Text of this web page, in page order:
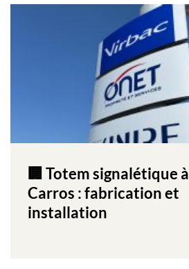
🏢 Totem signalétique à
Carros : fabrication et
installation